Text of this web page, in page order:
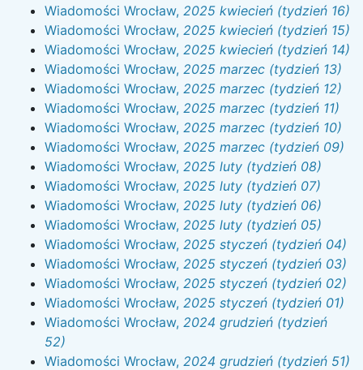
Wiadomości Wrocław, 2025 kwiecień (tydzień 16)
Wiadomości Wrocław, 2025 kwiecień (tydzień 15)
Wiadomości Wrocław, 2025 kwiecień (tydzień 14)
Wiadomości Wrocław, 2025 marzec (tydzień 13)
Wiadomości Wrocław, 2025 marzec (tydzień 12)
Wiadomości Wrocław, 2025 marzec (tydzień 11)
Wiadomości Wrocław, 2025 marzec (tydzień 10)
Wiadomości Wrocław, 2025 marzec (tydzień 09)
Wiadomości Wrocław, 2025 luty (tydzień 08)
Wiadomości Wrocław, 2025 luty (tydzień 07)
Wiadomości Wrocław, 2025 luty (tydzień 06)
Wiadomości Wrocław, 2025 luty (tydzień 05)
Wiadomości Wrocław, 2025 styczeń (tydzień 04)
Wiadomości Wrocław, 2025 styczeń (tydzień 03)
Wiadomości Wrocław, 2025 styczeń (tydzień 02)
Wiadomości Wrocław, 2025 styczeń (tydzień 01)
Wiadomości Wrocław, 2024 grudzień (tydzień
52)
Wiadomości Wrocław, 2024 grudzień (tydzień 51)